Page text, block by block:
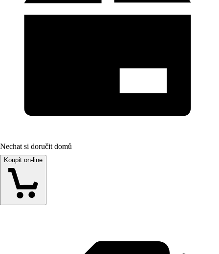
Nechat si doručit domů
Koupit on-line